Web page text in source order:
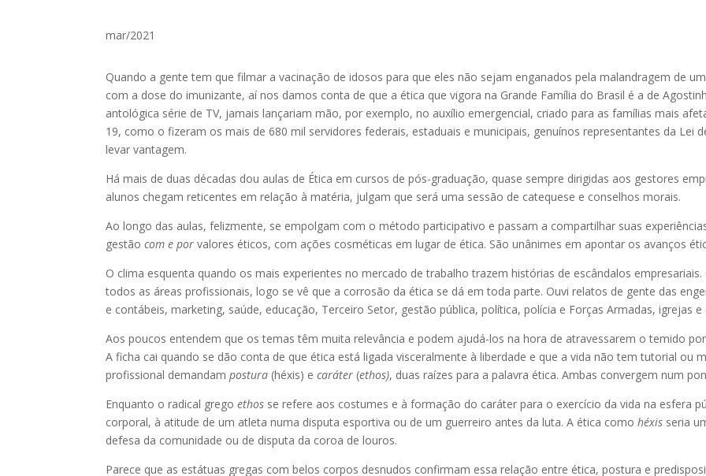
mar/2021
Quando a gente tem que filmar a vacinação de idosos para que eles não sejam enganados pela malandragem de
com a dose do imunizante, aí nos damos conta de que a ética que vigora na Grande Família do Brasil é a de
antológica série de TV, jamais lançariam mão, por exemplo, no auxílio emergencial, criado para as famílias mais
19, como ofizeram os mais de 680 mil servidores federais, estaduais e municipais, genuínos representantes da Lei
levar vantagem.
Há mais de duas décadas dou aulas de Ética em cursos de pós-graduação, quase sempre dirigidas aos gestores
alunos chegam reticentes em relação à matéria, julgam que será uma sessão de catequese e conselhos morais.
Ao longo das aulas, felizmente, se empolgam com o método participativo e passam a compartilhar suas
gestão com e por valores éticos, com ações cosméticas em lugar de ética. São unânimes em apontar os avanços
O clima esquenta quando os mais experientes no mercado de trabalho trazem histórias de escândalos
todos as áreas profissionais, logo se vê que a corrosão da ética se dá em toda parte. Ouvi relatos de gente das
e contábeis, marketing, saúde, educação, Terceiro Setor, gestão pública, política, polícia e Forças Armadas, igrejas
Aos poucos entendem que os temas têm muita relevância e podem ajudá-los na hora de atravessarem o temido
A ficha cai quando se dão conta de que ética está ligada visceralmente à liberdade e que a vida não tem tutorial ou
profissional demandam postura (héxis) e caráter (ethos), duas raízes para a palavra ética. Ambas convergem num
Enquanto o radical grego ethos se refere aos costumes e à formação do caráter para o exercício da vida na esfera
corporal, à atitude de um atleta numa disputa esportiva ou de um guerreiro antes da luta. A ética como héxis seria
defesa da comunidade ou de disputa da coroa de louros.
Parece que as estátuas gregas com belos corpos desnudos confirmam essa relação entre ética, postura e